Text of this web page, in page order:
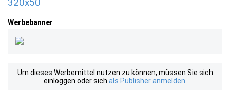
Werbebanner
Um dieses Werbemittel nutzen zu können, müssen Sie sich
einloggen oder sich als Publisher anmelden